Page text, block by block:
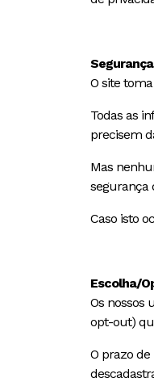
Segurança
O site
Todas as
precisem
Mas
segurança
Caso isto
Escolha/
Os nossos
opt-out)
O prazo